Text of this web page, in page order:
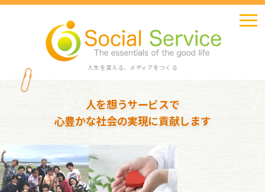
人生を変える、メディアをつくる
人を想うサービスで
心豊かな社会の実現に貢献します